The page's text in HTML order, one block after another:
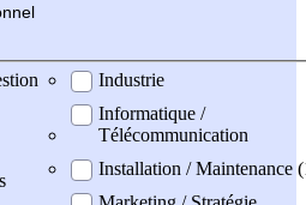
Industrie
Informatique /
Télécommunication
Installation / Maintenance